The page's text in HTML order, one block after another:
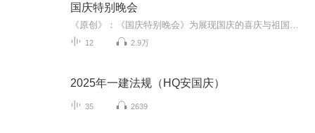
国庆特别晚会
12 2.9万
2025年一建法规（HQ安国庆）
35 2639